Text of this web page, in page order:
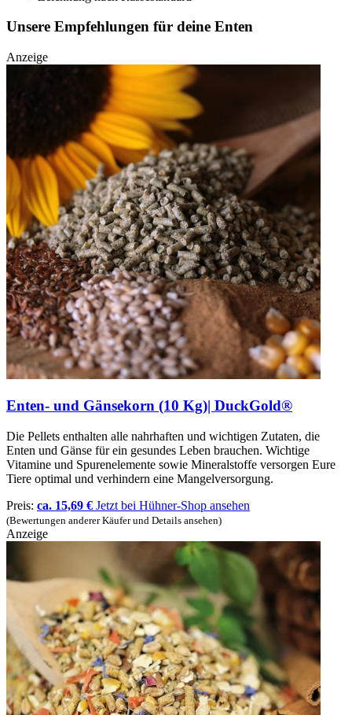
Unsere Empfehlungen für deine Enten
Anzeige
Enten- und Gänsekorn (10 Kg)| DuckGold®
Die Pellets enthalten alle nahrhaften und wichtigen Zutaten, die
Enten und Gänse für ein gesundes Leben brauchen. Wichtige
Vitamine und Spurenelemente sowie Mineralstoffe versorgen Eure
Tiere optimal und verhindern eine Mangelversorgung.
Preis: ca. 15,69 € Jetzt bei Hühner-Shop ansehen
(Bewertungen anderer Käufer und Details ansehen)
Anzeige